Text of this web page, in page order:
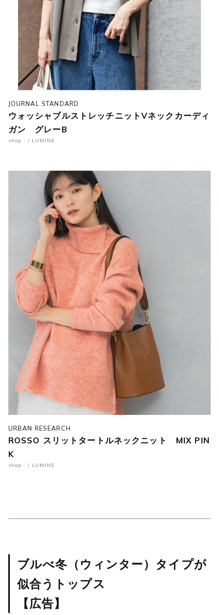
JOURNAL STANDARD
ウォッシャブルストレッチニットVネックカーディ
ガン グレーB
shop : i LUMINE
URBAN RESEARCH
ROSSO スリットタートルネックニット MIX PIN
K
shop : i LUMINE
ブルべ冬（ウィンター）タイプが
似合うトップス
【広告】